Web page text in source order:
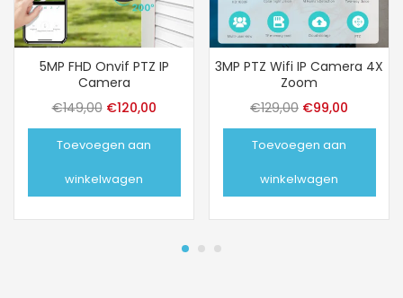
5MP FHD Onvif PTZ IP
Camera
€149,00 Oorspronkelijke
prijs
was:
€149,00.
€120,00Huidige
prijs
Toevoegen aan
winkelwagen
3MP PTZ Wifi IP Camera 4X
Zoom
€129,00
prijs
was:
€129,00.
€99,00
prijs
Toevoegen aan
winkelwagen